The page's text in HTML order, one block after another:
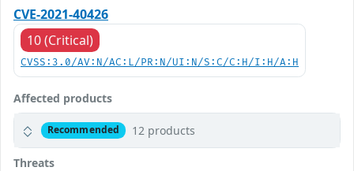
CVE-2021-40426
10 (Critical)
CVSS:3.0/AV:N/AC:L/PR:N/UI:N/S:C/C:H/I:H/A:H
Affected products
Recommended 12 products
Threats